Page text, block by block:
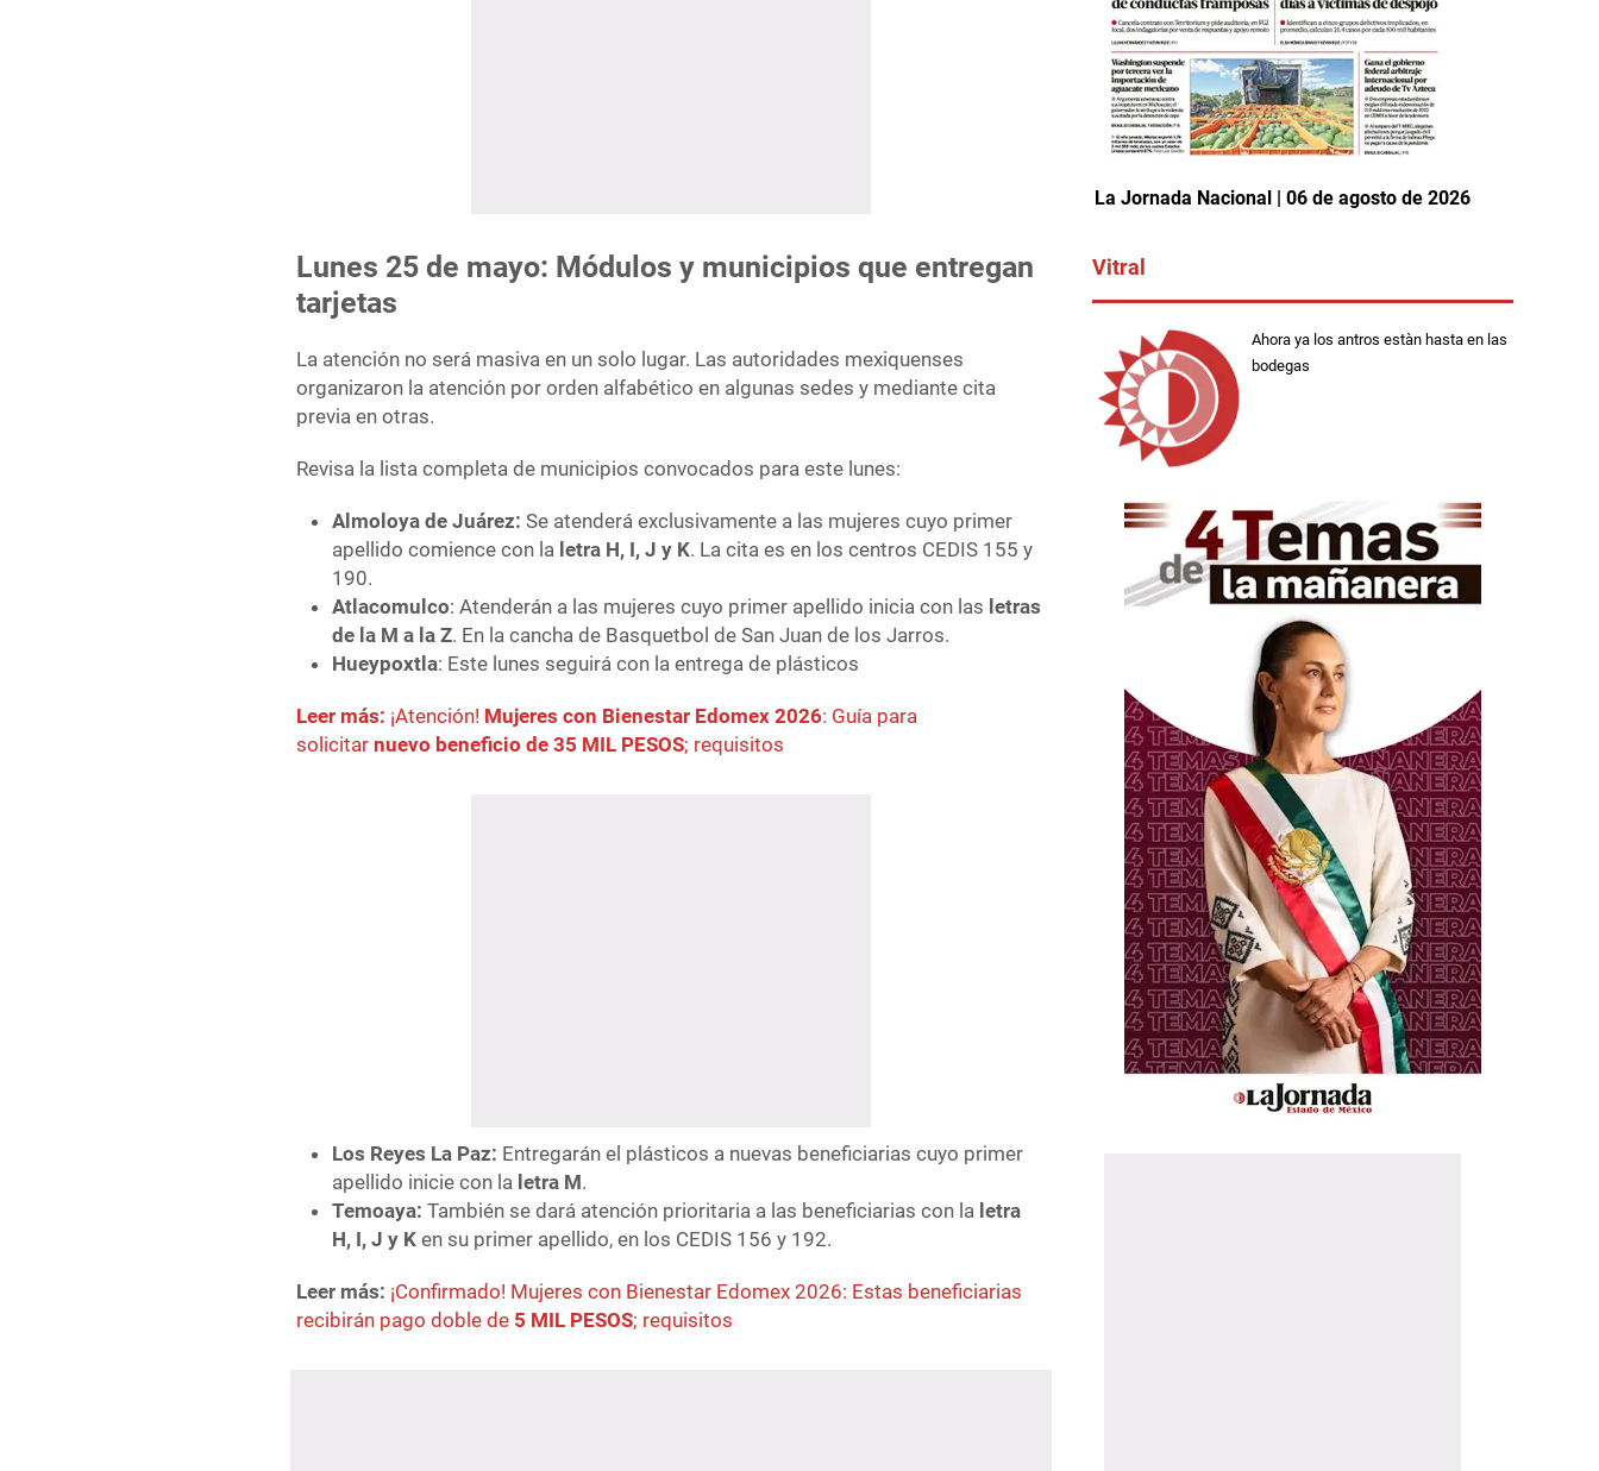
Lunes 25 de mayo: Módulos y municipios que entregan
tarjetas
La atención no será masiva en un solo lugar. Las autoridades mexiquenses
organizaron la atención por orden alfabético en algunas sedes y mediante cita
previa en otras.
Revisa la lista completa de municipios convocados para este lunes:
Almoloya de Juárez: Se atenderá exclusivamente a las mujeres cuyo primer
apellido comience con la letra H, I, J y K. La cita es en los centros CEDIS 155 y
190.
Atlacomulco: Atenderán a las mujeres cuyo primer apellido inicia con las letras
de la M a la Z. En la cancha de Basquetbol de San Juan de los Jarros.
Hueypoxtla: Este lunes seguirá con la entrega de plásticos
Leer más: ¡Atención! Mujeres con Bienestar Edomex 2026: Guía para
solicitarnuevo beneficio de 35 MIL PESOS; requisitos
Los Reyes La Paz: Entregarán el plásticos a nuevas beneficiarias cuyo primer
apellido inicie con la letra M.
Temoaya: También se dará atención prioritaria a las beneficiarias con la letra
H, I, J y K en su primer apellido, en los CEDIS 156 y 192.
Leer más: ¡Confirmado! Mujeres con Bienestar Edomex 2026: Estas beneficiarias
recibirán pago doble de 5 MIL PESOS; requisitos
La Jornada Nacional | 06 de agosto de 2026
Vitral
Ahora ya los antros estàn hasta en las
bodegas